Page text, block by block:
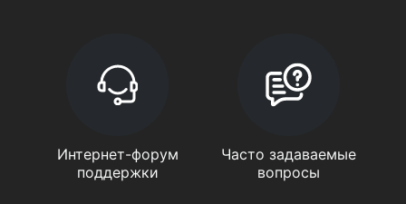
Интернет-форум
поддержки
Часто задаваемые
вопросы